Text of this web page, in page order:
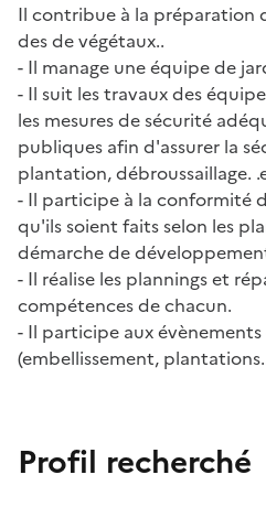
Il contribue à la préparation
des de végétaux..
- Il manage une équipe de
- Il suit les travaux des
les mesures de sécurité
publiques afin d'assurer la
plantation, débroussaillage.
- Il participe à la conformité
qu'ils soient faits selon les
démarche de
- Il réalise les plannings et
compétences de chacun.
- Il participe aux
(embellissement,
Profil recherché